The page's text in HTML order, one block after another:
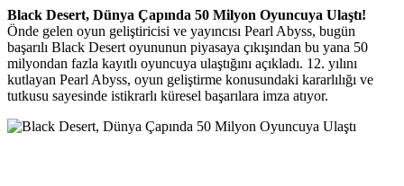
Black Desert, Dünya Çapında 50 Milyon Oyuncuya Ulaştı!
Önde gelen oyun geliştiricisi ve yayıncısı Pearl Abyss, bugün
başarılı Black Desert oyununun piyasaya çıkışından bu yana 50
milyondan fazla kayıtlı oyuncuya ulaştığını açıkladı. 12. yılını
kutlayan Pearl Abyss, oyun geliştirme konusundaki kararlılığı ve
tutkusu sayesinde istikrarlı küresel başarılara imza atıyor.